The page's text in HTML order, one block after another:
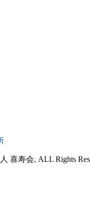
喜寿会, ALL Rights